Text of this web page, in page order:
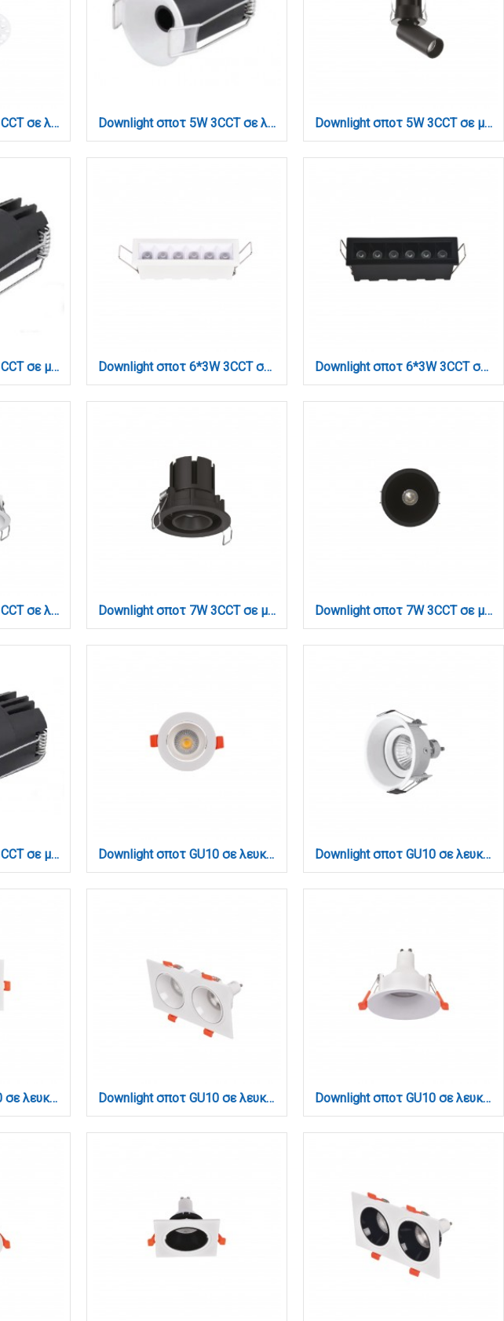
Downlight σποτ 5W 3CCT σε λευκή απόχρωση (X00220W) Downlight σποτ 5W 3CCT σε λευκή απόχρωση D: 4.1x6cm (X00360W) Downlight σποτ 5W 3CCT σε μαύρη απόχρωση (X00170B)
Downlight σποτ 5W 3CCT σε μαύρη απόχρωση D: 4.1x6cm (X00360B) Downlight σποτ 6*3W 3CCT σε λευκή απόχρωση (X00200W) Downlight σποτ 6*3W 3CCT σε μαύρη απόχρωση (X00200B)
Downlight σποτ 7W 3CCT σε λευκή απόχρωση (X00240W) Downlight σποτ 7W 3CCT σε μαύρη απόχρωση (X00230B) Downlight σποτ 7W 3CCT σε μαύρη απόχρωση (X00240B)
Downlight σποτ 9W 3CCT σε μαύρη απόχρωση D: 5,1x5,2cm (X00370B) Downlight σποτ GU10 σε λευκή (X00310W) Downlight σποτ GU10 σε λευκή απόχρωση (X0010-White)
Downlight σποτ GU10 σε λευκή απόχρωση (X00320W) Downlight σποτ GU10 σε λευκή απόχρωση (X00330W) Downlight σποτ GU10 σε λευκή απόχρωση (X00340W)